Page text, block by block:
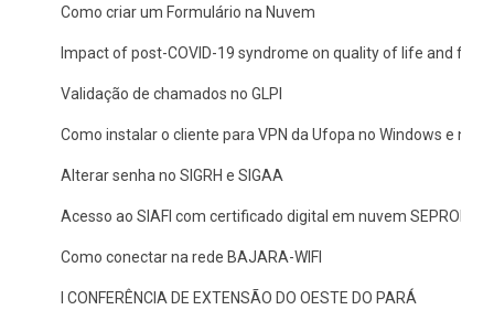
Como criar um Formulário na Nuvem
Impact of post-COVID-19 syndrome on quality of life and
Validação de chamados no GLPI
Como instalar o cliente para VPN da Ufopa no Windows e no
Alterar senha no SIGRH e SIGAA
Acesso ao SIAFI com certificado digital em nuvem SEPROID
Como conectar na rede BAJARA-WIFI
I CONFERÊNCIA DE EXTENSÃO DO OESTE DO PARÁ